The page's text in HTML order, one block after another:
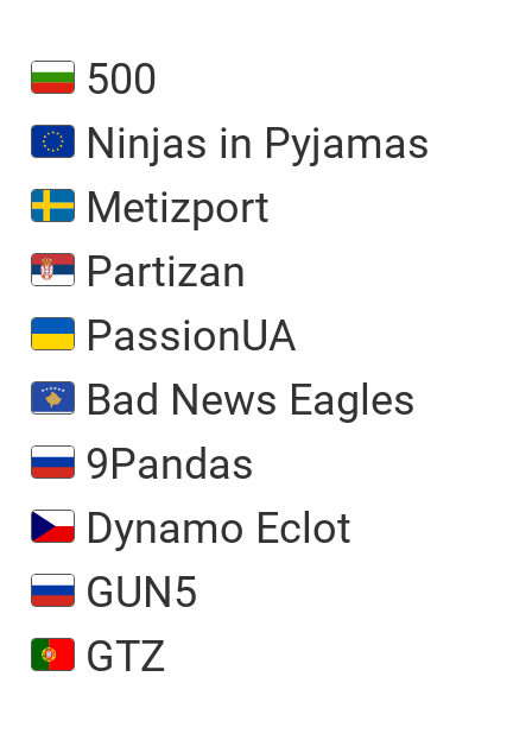
500
Ninjas in Pyjamas
Metizport
Partizan
PassionUA
Bad News Eagles
9Pandas
Dynamo Eclot
GUN5
GTZ